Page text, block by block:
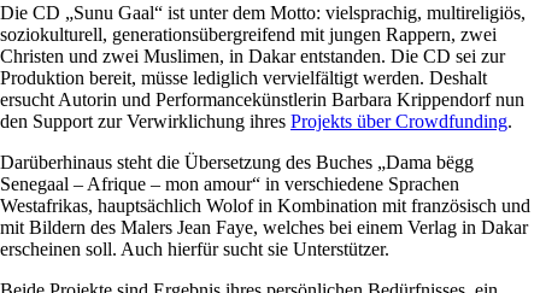
Die CD „Sunu Gaal“ ist unter dem Motto: vielsprachig, multireligiös,
soziokulturell, generationsübergreifend mit jungen Rappern, zwei
Christen und zwei Muslimen, in Dakar entstanden. Die CD sei zur
Produktion bereit, müsse lediglich vervielfältigt werden. Deshalt
ersucht Autorin und Performancekünstlerin Barbara Krippendorf nun
den Support zur Verwirklichung ihres Projekts über Crowdfunding.
Darüberhinaus steht die Übersetzung des Buches „Dama bëgg
Senegaal – Afrique – mon amour“ in verschiedene Sprachen
Westafrikas, hauptsächlich Wolof in Kombination mit französisch und
mit Bildern des Malers Jean Faye, welches bei einem Verlag in Dakar
erscheinen soll. Auch hierfür sucht sie Unterstützer.